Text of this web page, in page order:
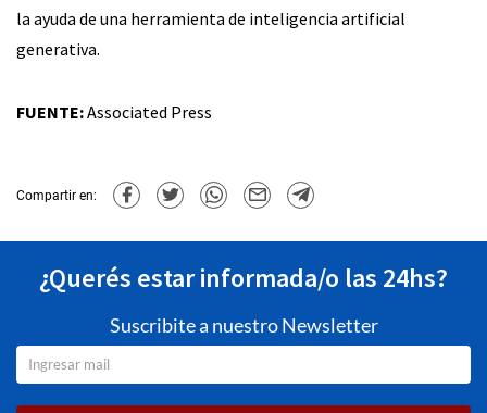
la ayuda de una herramienta de inteligencia artificial
generativa.
FUENTE:Associated Press
Compartir en:
¿Querés estar informada/o las 24hs?
Suscribite a nuestro Newsletter